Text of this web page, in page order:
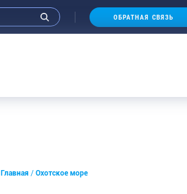
ОБРАТНАЯ СВЯЗЬ
Главная Охотское море